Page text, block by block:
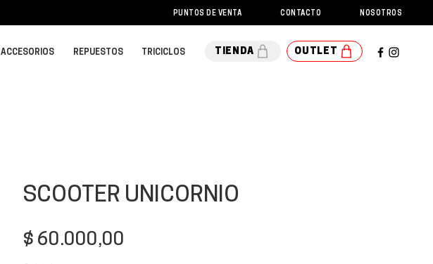
PUNTOS DE VENTA CONTACTO NOSOTROS
DESCARGAS
OUTLET
TIENDA
ACCESORIOS REPUESTOS TRICICLOS
SCOOTER UNICORNIO
$ 60.000,00